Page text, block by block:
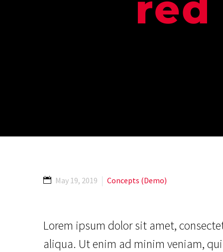
May 19, 2019 Concepts (Demo)
Lorem ipsum dolor sit amet,
aliqua. Ut enim ad minim veniam,